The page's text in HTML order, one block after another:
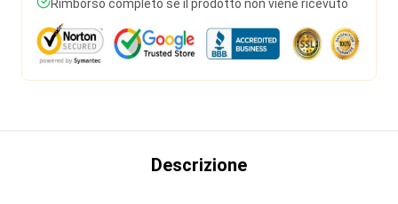
Rimborso completo se il prodotto non viene ricevuto
Descrizione